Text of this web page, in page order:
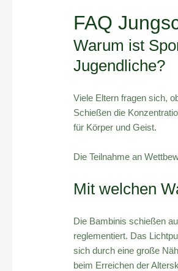
FAQ
Warum ist
Jugendliche?
Viele Eltern fragen sich,
Schießen die
für Körper und Geist.
Die Teilnahme an
Mit welchen
Die Bambinis schießen
reglementiert. Das
sich durch eine große
beim Erreichen der